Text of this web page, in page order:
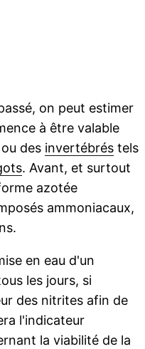
on peut estimer
à être valable
des invertébréstels
. Avant, et surtout
azotée
ammoniacaux,
en eau d'un
les jours, si
des nitrites afin de
l'indicateur
la viabilité de la